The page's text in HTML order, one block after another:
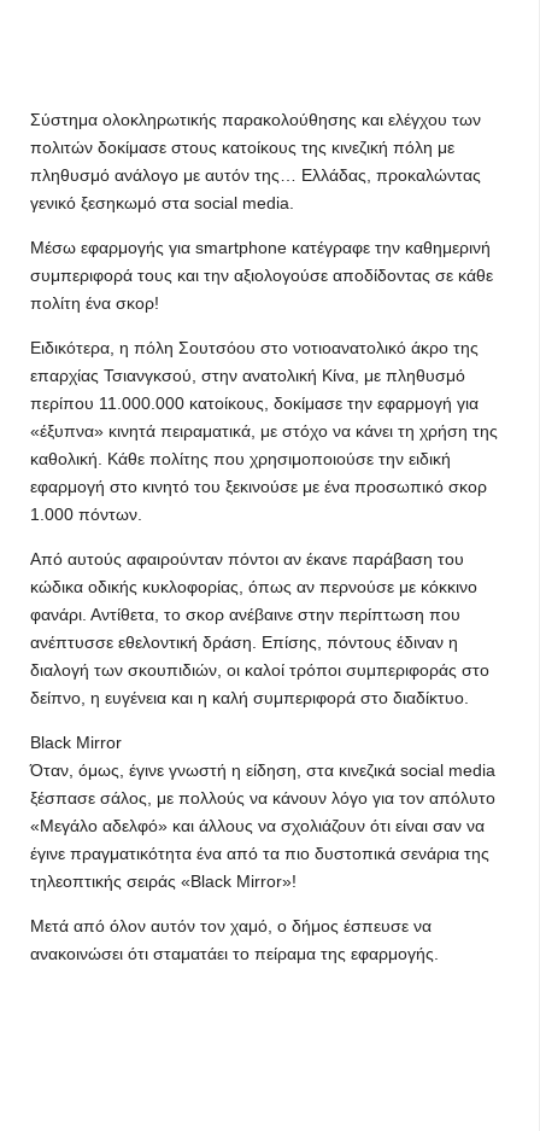
Σύστημα ολοκληρωτικής παρακολούθησης και ελέγχου των
πολιτών δοκίμασε στους κατοίκους της κινεζική πόλη με
πληθυσμό ανάλογο με αυτόν της… Ελλάδας, προκαλώντας
γενικό ξεσηκωμό στα social media.
Μέσω εφαρμογής για smartphone κατέγραφε την καθημερινή
συμπεριφορά τους και την αξιολογούσε αποδίδοντας σε κάθε
πολίτη ένα σκορ!
Ειδικότερα, η πόλη Σουτσόου στο νοτιοανατολικό άκρο της
επαρχίας Τσιανγκσού, στην ανατολική Κίνα, με πληθυσμό
περίπου 11.000.000 κατοίκους, δοκίμασε την εφαρμογή για
«έξυπνα» κινητά πειραματικά, με στόχο να κάνει τη χρήση της
καθολική. Κάθε πολίτης που χρησιμοποιούσε την ειδική
εφαρμογή στο κινητό του ξεκινούσε με ένα προσωπικό σκορ
1.000 πόντων.
Από αυτούς αφαιρούνταν πόντοι αν έκανε παράβαση του
κώδικα οδικής κυκλοφορίας, όπως αν περνούσε με κόκκινο
φανάρι. Αντίθετα, το σκορ ανέβαινε στην περίπτωση που
ανέπτυσσε εθελοντική δράση. Επίσης, πόντους έδιναν η
διαλογή των σκουπιδιών, οι καλοί τρόποι συμπεριφοράς στο
δείπνο, η ευγένεια και η καλή συμπεριφορά στο διαδίκτυο.
Black Mirror
Όταν, όμως, έγινε γνωστή η είδηση, στα κινεζικά social media
ξέσπασε σάλος, με πολλούς να κάνουν λόγο για τον απόλυτο
«Μεγάλο αδελφό» και άλλους να σχολιάζουν ότι είναι σαν να
έγινε πραγματικότητα ένα από τα πιο δυστοπικά σενάρια της
τηλεοπτικής σειράς «Black Mirror»!
Μετά από όλον αυτόν τον χαμό, ο δήμος έσπευσε να
ανακοινώσει ότι σταματάει το πείραμα της εφαρμογής.